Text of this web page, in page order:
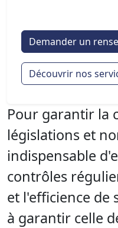
Demander un
Découvrir nos
Pour garantir la
législations et
indispensable
contrôles
et l'efficience de
à garantir celle